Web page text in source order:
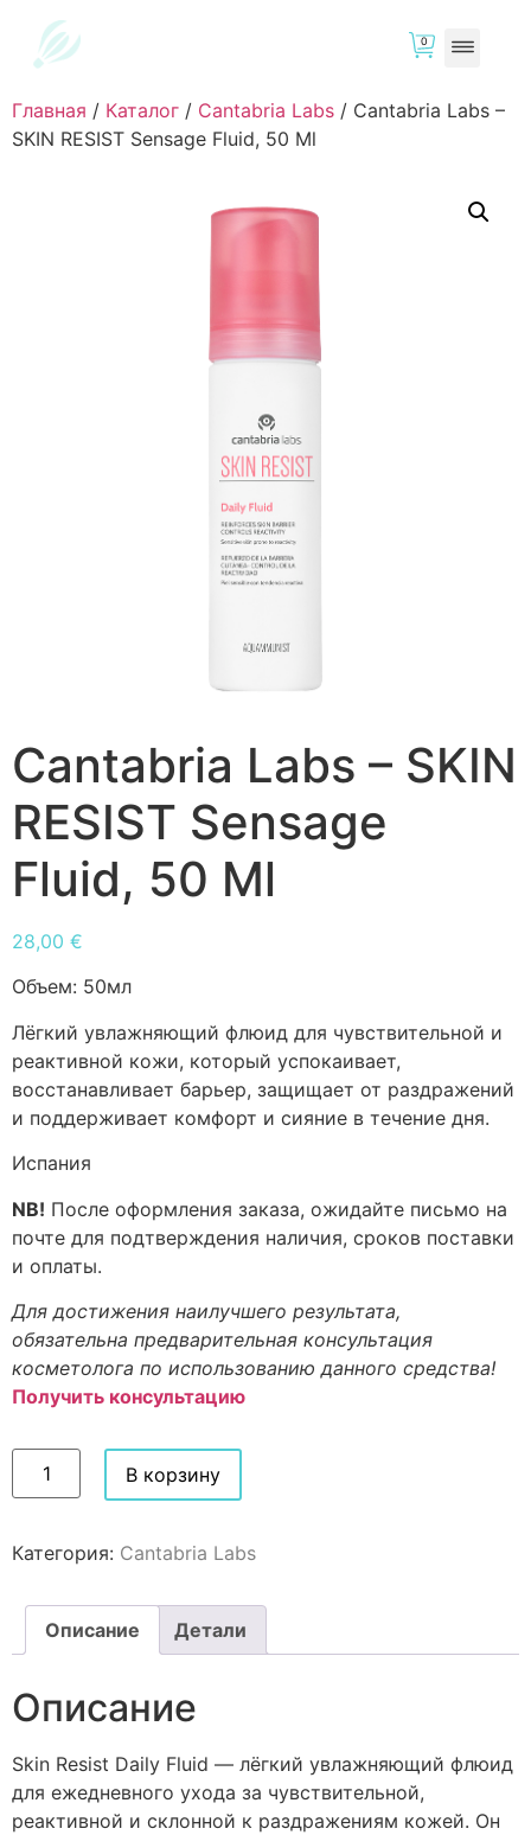
0
Главная / Каталог / Cantabria Labs / Cantabria Labs –
SKIN RESIST Sensage Fluid, 50 Ml
Cantabria Labs – SKIN
RESIST Sensage
Fluid, 50 Ml
28,00 €
Объем: 50мл
Лёгкий увлажняющий флюид для чувствительной и
реактивной кожи, который успокаивает,
восстанавливает барьер, защищает от раздражений
и поддерживает комфорт и сияние в течение дня.
Испания
NB! После оформления заказа, ожидайте письмо на
почте для подтверждения наличия, сроков поставки
и оплаты.
Для достижения наилучшего результата,
обязательна предварительная консультация
косметолога по использованию данного средства!
Получить консультацию
В корзину
Категория: Cantabria Labs
Описание Детали
Описание
Skin Resist Daily Fluid — лёгкий увлажняющий флюид
для ежедневного ухода за чувствительной,
реактивной и склонной к раздражениям кожей. Он